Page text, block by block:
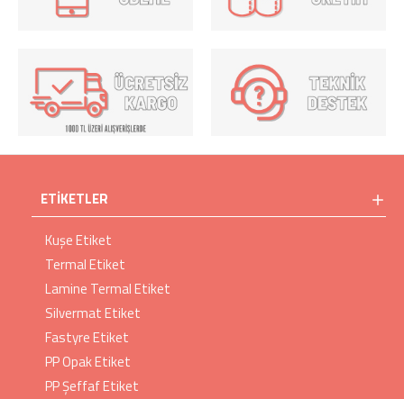
ETIKETLER
Kuşe Etiket
Termal Etiket
Lamine Termal Etiket
Silvermat Etiket
Fastyre Etiket
PP Opak Etiket
PP Şeffaf Etiket